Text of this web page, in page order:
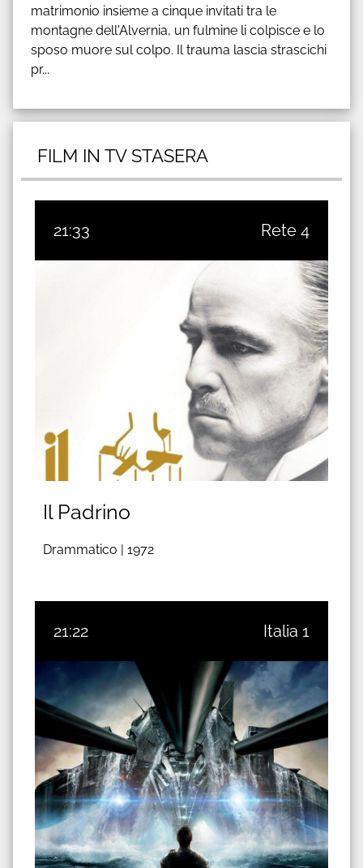
matrimonio insieme a cinque invitati tra le
montagne dell'Alvernia, un fulmine li colpisce e lo
sposo muore sul colpo. Il trauma lascia strascichi
pr...
FILM IN TV STASERA
21:33 Rete 4
Il Padrino
Drammatico | 1972
21:22 Italia 1